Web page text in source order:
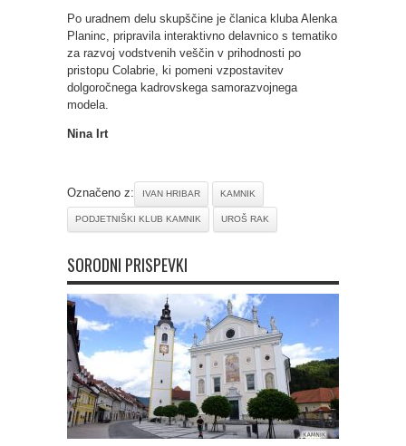
Po uradnem delu skupščine je članica kluba Alenka
Planinc, pripravila interaktivno delavnico s tematiko
za razvoj vodstvenih veščin v prihodnosti po
pristopu Colabrie, ki pomeni vzpostavitev
dolgoročnega kadrovskega samorazvojnega
modela.
Nina Irt
Označeno z: IVAN HRIBAR KAMNIK
PODJETNIŠKI KLUB KAMNIK UROŠ RAK
SORODNI PRISPEVKI